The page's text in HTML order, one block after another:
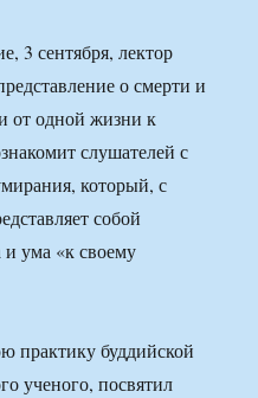
3 сентября, лектор
о смерти и
от одной жизни к
слушателей с
который, с
собой
и ума «к своему
практику буддийской
ученого, посвятил